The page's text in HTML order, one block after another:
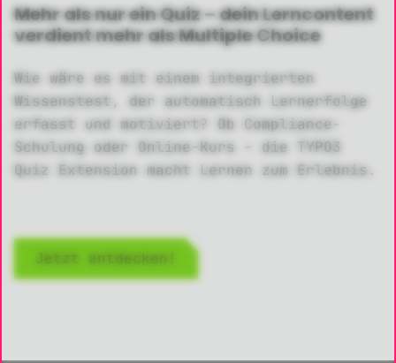
Mehr als nur ein Quiz – dein Lerncontent
verdient mehr als Multiple Choice
Wie wäre es mit einem integrierten
Wissenstest, der automatisch Lernerfolge
erfasst und motiviert? Ob Compliance-
Schulung oder Online-Kurs – die TYPO3
Quiz Extension macht Lernen zum Erlebnis.
Jetzt entdecken!